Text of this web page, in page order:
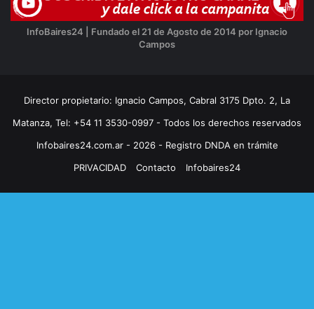
InfoBaires24 | Fundado el 21 de Agosto de 2014 por Ignacio
Campos
Director propietario: Ignacio Campos, Cabral 3175 Dpto. 2, La
Matanza, Tel: +54 11 3530-0997 - Todos los derechos reservados
Infobaires24.com.ar - 2026 - Registro DNDA en trámite
PRIVACIDAD
Contacto Infobaires24